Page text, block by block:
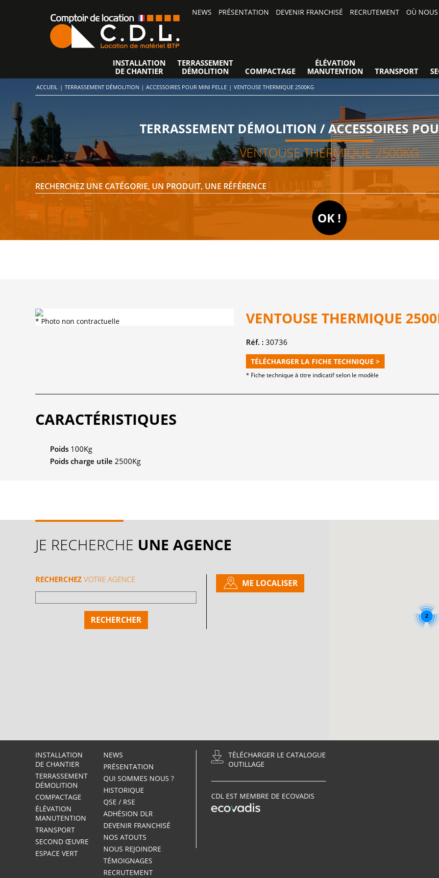
NEWS PRÉSENTATION DEVENIR FRANCHISÉ RECRUTEMENT OÙ NOUS
INSTALLATION
DE CHANTIER
TERRASSEMENT
DÉMOLITION
COMPACTAGE
ÉLÉVATION
MANUTENTION
TRANSPORT
ACCUEIL | TERRASSEMENT DÉMOLITION | ACCESSOIRES POUR MINI PELLE | VENTOUSE THERMIQUE 2500KG
TERRASSEMENT DÉMOLITION / ACCESSOIRES
VENTOUSE THERMIQUE 2500KG
* Photo non contractuelle VENTOUSE THERMIQUE
Réf. : 30736
TÉLÉCHARGER LA FICHE TECHNIQUE >
* Fiche technique à titre indicatif selon le modèle
CARACTÉRISTIQUES
Poids 100Kg
Poids charge utile 2500Kg
JE RECHERCHE UNE AGENCE
RECHERCHEZ VOTRE AGENCE ME LOCALISER
2
INSTALLATION
DE CHANTIER
TERRASSEMENT
DÉMOLITION
COMPACTAGE
ÉLÉVATION
MANUTENTION
TRANSPORT
SECOND ŒUVRE
ESPACE VERT
NEWS
PRÉSENTATION
QUI SOMMES NOUS ?
HISTORIQUE
QSE / RSE
ADHÉSION DLR
DEVENIR FRANCHISÉ
NOS ATOUTS
NOUS REJOINDRE
TÉMOIGNAGES
RECRUTEMENT
TÉLÉCHARGER LE CATALOGUE
OUTILLAGE
CDL EST MEMBRE DE ECOVADIS